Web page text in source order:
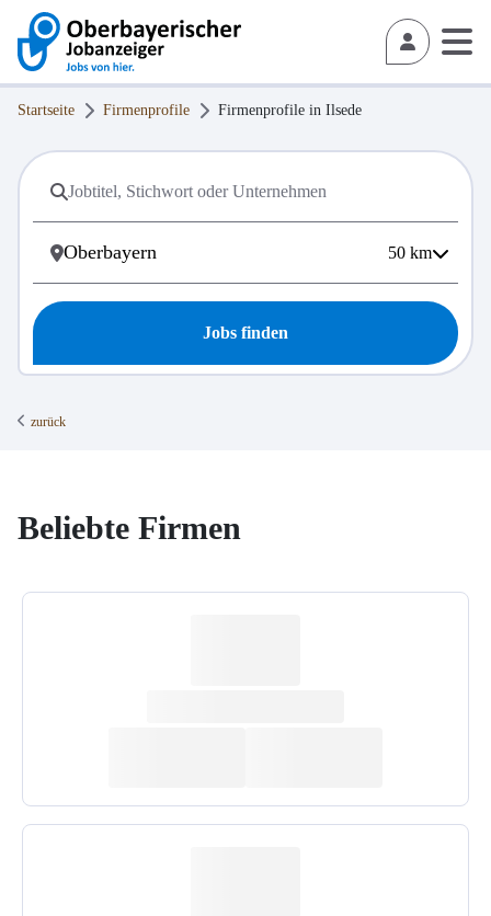
Startseite Firmenprofile Firmenprofile in Ilsede
50 km
Jobs finden
zurück
Beliebte Firmen